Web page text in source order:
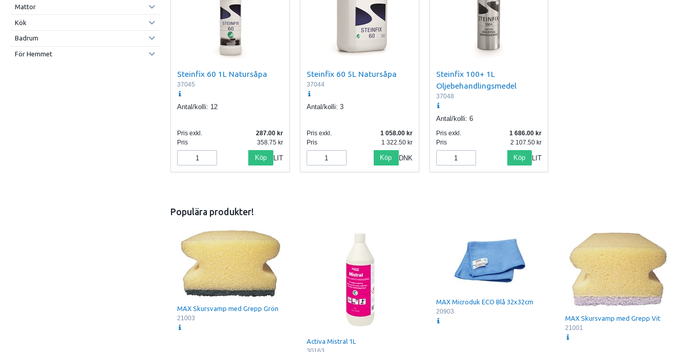
Mattor
Kök
Badrum
För Hemmet
Steinfix 60 1L Natursåpa
37045
Antal/kolli: 12
Pris exkl.
287.00
Pris
358.75
Köp LIT
Steinfix 60 5L Natursåpa
37044
Antal/kolli: 3
Pris exkl.
1 058.00
Pris
1 322.50
Köp DNK
Steinfix 100+ 1L
Oljebehandlingsmedel
37048
Antal/kolli: 6
Pris exkl.
1 686.00
Pris
2 107.50
Köp LIT
Populära produkter!
MAX Skursvamp med Grepp Grön
21003
Activa Mistral 1L
MAX Microduk ECO Blå 32x32cm
20903
MAX Skursvamp med Grepp Vit
21001